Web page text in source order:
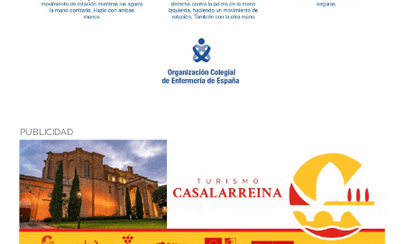
PUBLICIDAD